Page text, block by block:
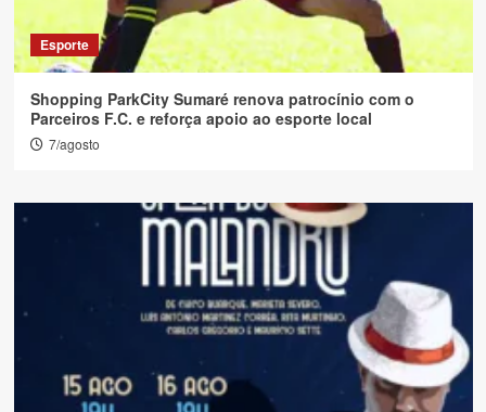
Esporte
Shopping ParkCity Sumaré renova patrocínio com o
Parceiros F.C. e reforça apoio ao esporte local
7/agosto